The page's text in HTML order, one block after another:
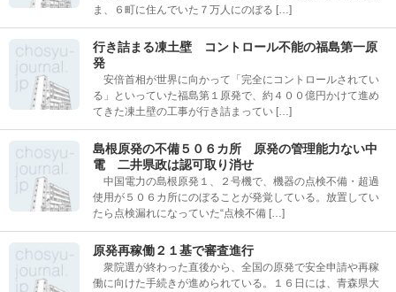
ま、６町に住んでいた７万人にのぼる […]
行き詰まる凍土壁 コントロール不能の福島第一原
発
安倍首相が世界に向かって「完全にコントロールされてい
る」といっていた福島第１原発で、約４００億円かけて進め
てきた凍土壁の工事が行き詰まってい […]
島根原発の不備５０６カ所 原発の管理能力ない中
電 二井県政は認可取り消せ
中国電力の島根原発１、２号機で、機器の点検不備・超過
使用が５０６カ所にのぼることが発覚している。放置してい
たら点検漏れになっていた“点検不備 […]
原発再稼働２１基で審査進行
衆院選が終わった直後から、全国の原発で安全申請や再稼
働に向けた手続きが進められている。１６日には、青森県大